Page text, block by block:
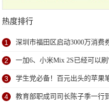
热度排行
1 深圳市福田区启动3000万消费
2 一加6、小米Mix 2S已经可以
了？
3 学生党必备！百元出头的苹果
4 教育部职成司司长陈子季一行